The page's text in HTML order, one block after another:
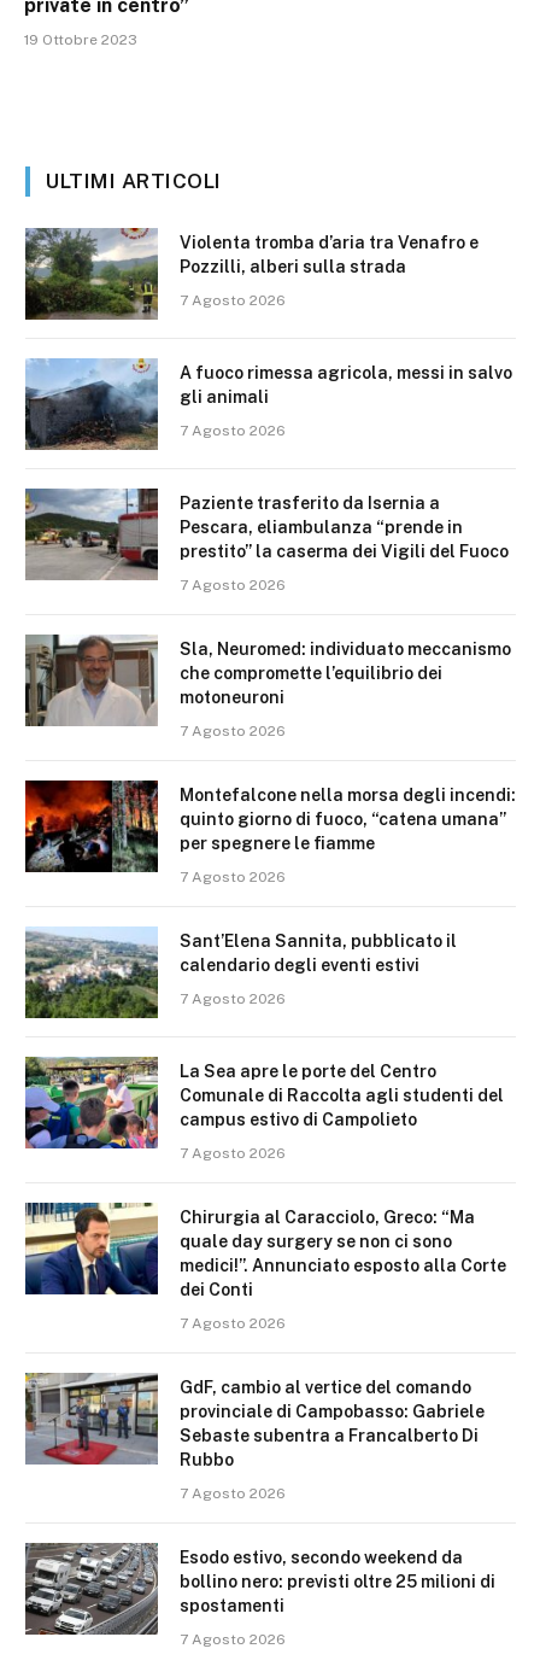
private in centro”
19 Ottobre 2023
ULTIMI ARTICOLI
Violenta tromba d’aria tra Venafro e
Pozzilli, alberi sulla strada
7 Agosto 2026
A fuoco rimessa agricola, messi in salvo
gli animali
7 Agosto 2026
Paziente trasferito da Isernia a
Pescara, eliambulanza “prende in
prestito” la caserma dei Vigili del Fuoco
7 Agosto 2026
Sla, Neuromed: individuato meccanismo
che compromette l’equilibrio dei
motoneuroni
7 Agosto 2026
Montefalcone nella morsa degli incendi:
quinto giorno di fuoco, “catena umana”
per spegnere le fiamme
7 Agosto 2026
Sant’Elena Sannita, pubblicato il
calendario degli eventi estivi
7 Agosto 2026
La Sea apre le porte del Centro
Comunale di Raccolta agli studenti del
campus estivo di Campolieto
7 Agosto 2026
Chirurgia al Caracciolo, Greco: “Ma
quale day surgery se non ci sono
medici!”. Annunciato esposto alla Corte
dei Conti
7 Agosto 2026
GdF, cambio al vertice del comando
provinciale di Campobasso: Gabriele
Sebaste subentra a Francalberto Di
Rubbo
7 Agosto 2026
Esodo estivo, secondo weekend da
bollino nero: previsti oltre 25 milioni di
spostamenti
7 Agosto 2026